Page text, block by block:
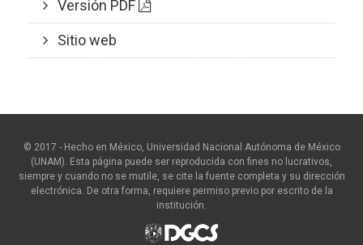
Versión PDF
Sitio web
© 2017 - Hecho en México, Universidad Nacional Autónoma de México
(UNAM). Esta página puede ser reproducida con fines no lucrativos,
siempre y cuando no se mutile, se cite la fuente completa y su dirección
electrónica. De otra forma, requiere permiso previo por escrito de la
institución.